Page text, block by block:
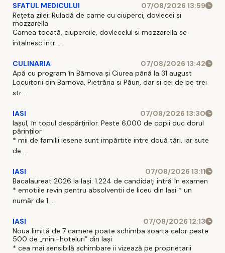
SFATUL MEDICULUI
07/08/2026 13:59
Rețeta zilei: Ruladă de carne cu ciuperci, dovlecei și
mozzarella
Carnea tocată, ciupercile, dovlecelul si mozzarella se
intalnesc intr ...
CULINARIA
07/08/2026 13:42
Apă cu program în Bârnova și Ciurea până la 31 august
Locuitorii din Barnova, Pietrăria si Păun, dar si cei de pe trei
str ...
IASI
07/08/2026 13:30
Iașul, în topul despărțirilor. Peste 6.000 de copii duc dorul
părinților
* mii de familii iesene sunt impărtite intre două tări, iar sute
de ...
IASI
07/08/2026 13:11
Bacalaureat 2026 la Iași: 1.224 de candidați intră în examen
* emotiile revin pentru absolventii de liceu din Iasi * un
număr de 1 ...
IASI
07/08/2026 12:13
Noua limită de 7 camere poate schimba soarta celor peste
500 de „mini-hoteluri” din Iași
* cea mai sensibilă schimbare ii vizează pe proprietarii